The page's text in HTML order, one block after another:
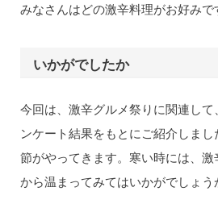
みなさんはどの激辛料理がお好みで
いかがでしたか
今回は、激辛グルメ祭りに関連し
ンケート結果をもとにご紹介しま
節がやってきます。寒い時には、
から温まってみてはいかがでしょう